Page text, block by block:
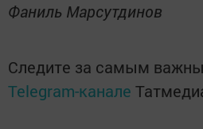
Фаниль Марсутдинов
Следите за самым
Telegram-канале